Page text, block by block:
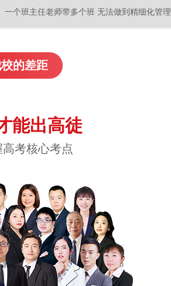
一个班主任老师带多个班 无法做到精细化管理
的差距
能出高徒
考核心考点